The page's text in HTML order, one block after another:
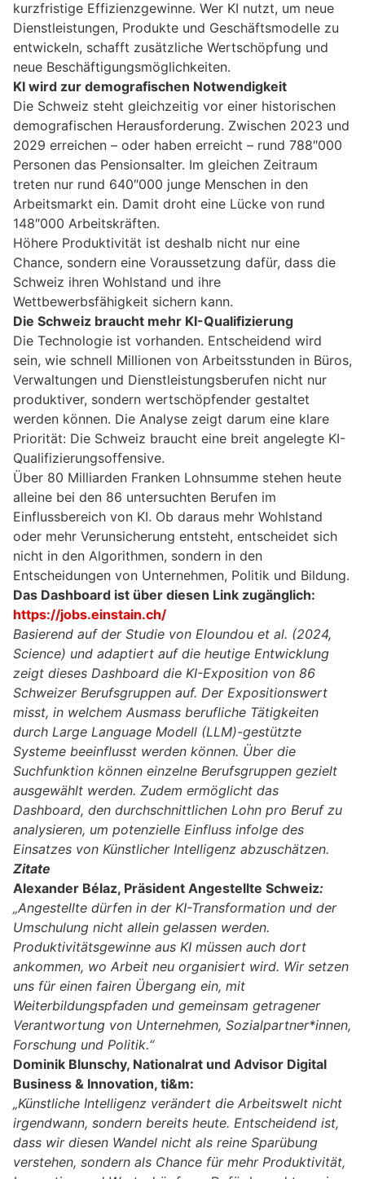
kurzfristige Effizienzgewinne. Wer KI nutzt, um neue
Dienstleistungen, Produkte und Geschäftsmodelle zu
entwickeln, schafft zusätzliche Wertschöpfung und
neue Beschäftigungsmöglichkeiten.
KI wird zur demografischen Notwendigkeit
Die Schweiz steht gleichzeitig vor einer historischen
demografischen Herausforderung. Zwischen 2023 und
2029 erreichen – oder haben erreicht – rund 788″000
Personen das Pensionsalter. Im gleichen Zeitraum
treten nur rund 640″000 junge Menschen in den
Arbeitsmarkt ein. Damit droht eine Lücke von rund
148″000 Arbeitskräften.
Höhere Produktivität ist deshalb nicht nur eine
Chance, sondern eine Voraussetzung dafür, dass die
Schweiz ihren Wohlstand und ihre
Wettbewerbsfähigkeit sichern kann.
Die Schweiz braucht mehr KI-Qualifizierung
Die Technologie ist vorhanden. Entscheidend wird
sein, wie schnell Millionen von Arbeitsstunden in Büros,
Verwaltungen und Dienstleistungsberufen nicht nur
produktiver, sondern wertschöpfender gestaltet
werden können. Die Analyse zeigt darum eine klare
Priorität: Die Schweiz braucht eine breit angelegte KI-
Qualifizierungsoffensive.
Über 80 Milliarden Franken Lohnsumme stehen heute
alleine bei den 86 untersuchten Berufen im
Einflussbereich von KI. Ob daraus mehr Wohlstand
oder mehr Verunsicherung entsteht, entscheidet sich
nicht in den Algorithmen, sondern in den
Entscheidungen von Unternehmen, Politik und Bildung.
Das Dashboard ist über diesen Link zugänglich:
https://jobs.einstain.ch/
Basierend auf der Studie von Eloundou et al. (2024,
Science) und adaptiert auf die heutige Entwicklung
zeigt dieses Dashboard die KI-Exposition von 86
Schweizer Berufsgruppen auf. Der Expositionswert
misst, in welchem Ausmass berufliche Tätigkeiten
durch Large Language Modell (LLM)-gestützte
Systeme beeinflusst werden können. Über die
Suchfunktion können einzelne Berufsgruppen gezielt
ausgewählt werden. Zudem ermöglicht das
Dashboard, den durchschnittlichen Lohn pro Beruf zu
analysieren, um potenzielle Einfluss infolge des
Einsatzes von Künstlicher Intelligenz abzuschätzen.
Zitate
Alexander Bélaz, Präsident Angestellte Schweiz:
„Angestellte dürfen in der KI-Transformation und der
Umschulung nicht allein gelassen werden.
Produktivitätsgewinne aus KI müssen auch dort
ankommen, wo Arbeit neu organisiert wird. Wir setzen
uns für einen fairen Übergang ein, mit
Weiterbildungspfaden und gemeinsam getragener
Verantwortung von Unternehmen, Sozialpartner*innen,
Forschung und Politik.“
Dominik Blunschy, Nationalrat und Advisor Digital
Business & Innovation, ti&m:
„Künstliche Intelligenz verändert die Arbeitswelt nicht
irgendwann, sondern bereits heute. Entscheidend ist,
dass wir diesen Wandel nicht als reine Sparübung
verstehen, sondern als Chance für mehr Produktivität,